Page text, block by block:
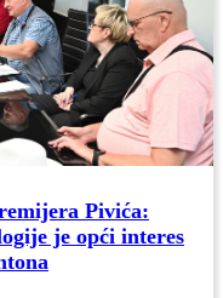
Pivića:
je opći interes